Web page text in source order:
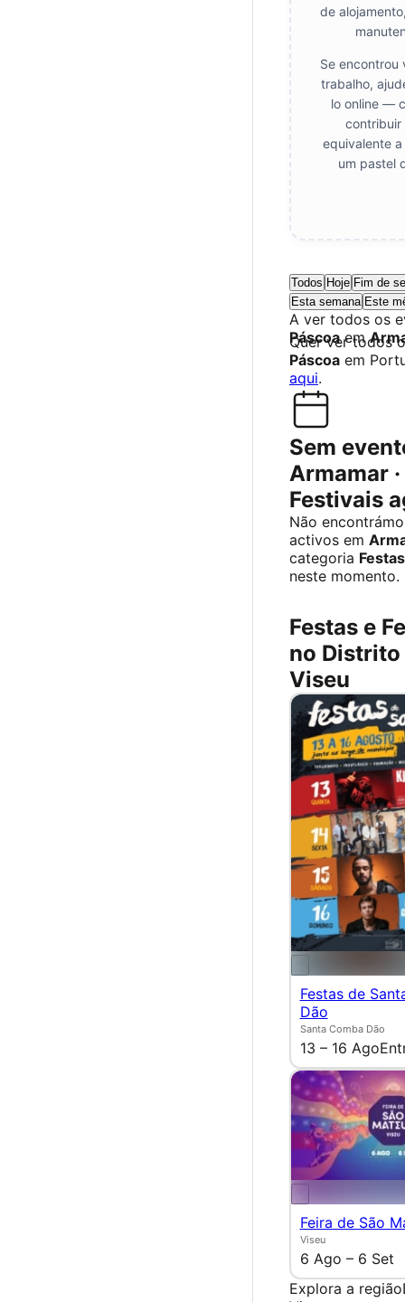
de
Se encontrou
trabalho,
lo online —
contribuir
equivalente
um pastel
Todos Hoje Fim de
Esta semana Este
A ver todos os
Páscoaem
Quer ver todos
Páscoa em
aqui.
Sem
Armamar
Festivais
Não
activos em
categoria
neste momento.
Festas e
no Distrito
Viseu
Festas de
Dão
Santa Comba Dão
13 – 16 Ago
Feira de São
Viseu
6 Ago – 6 Set
Explora a região